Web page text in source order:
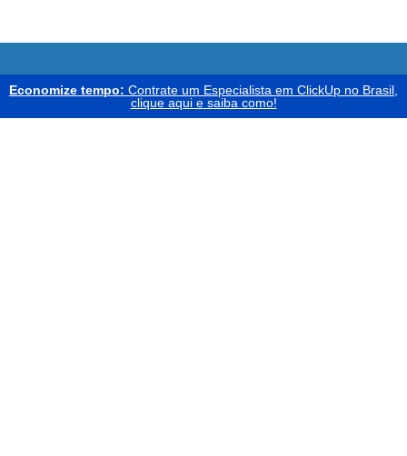
Economize tempo: Contrate um Especialista em ClickUp no Brasil,
clique aqui e saiba como!